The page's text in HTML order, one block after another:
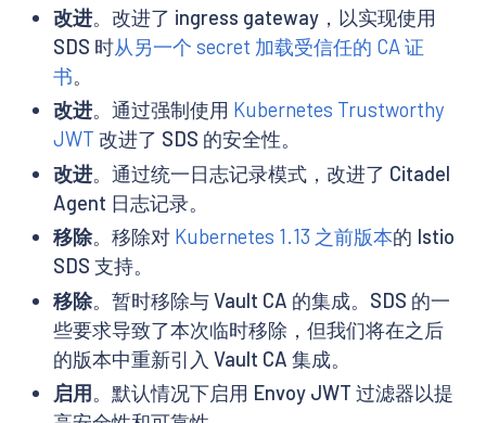
改进。改进了 ingress gateway，以实现使用
SDS 时从另一个 secret 加载受信任的 CA 证
书。
改进。通过强制使用 Kubernetes Trustworthy
JWT 改进了 SDS 的安全性。
改进。通过统一日志记录模式，改进了 Citadel
Agent 日志记录。
移除。移除对 Kubernetes 1.13 之前版本的 Istio
SDS 支持。
移除。暂时移除与 Vault CA 的集成。SDS 的一
些要求导致了本次临时移除，但我们将在之后
的版本中重新引入 Vault CA 集成。
启用。默认情况下启用 Envoy JWT 过滤器以提